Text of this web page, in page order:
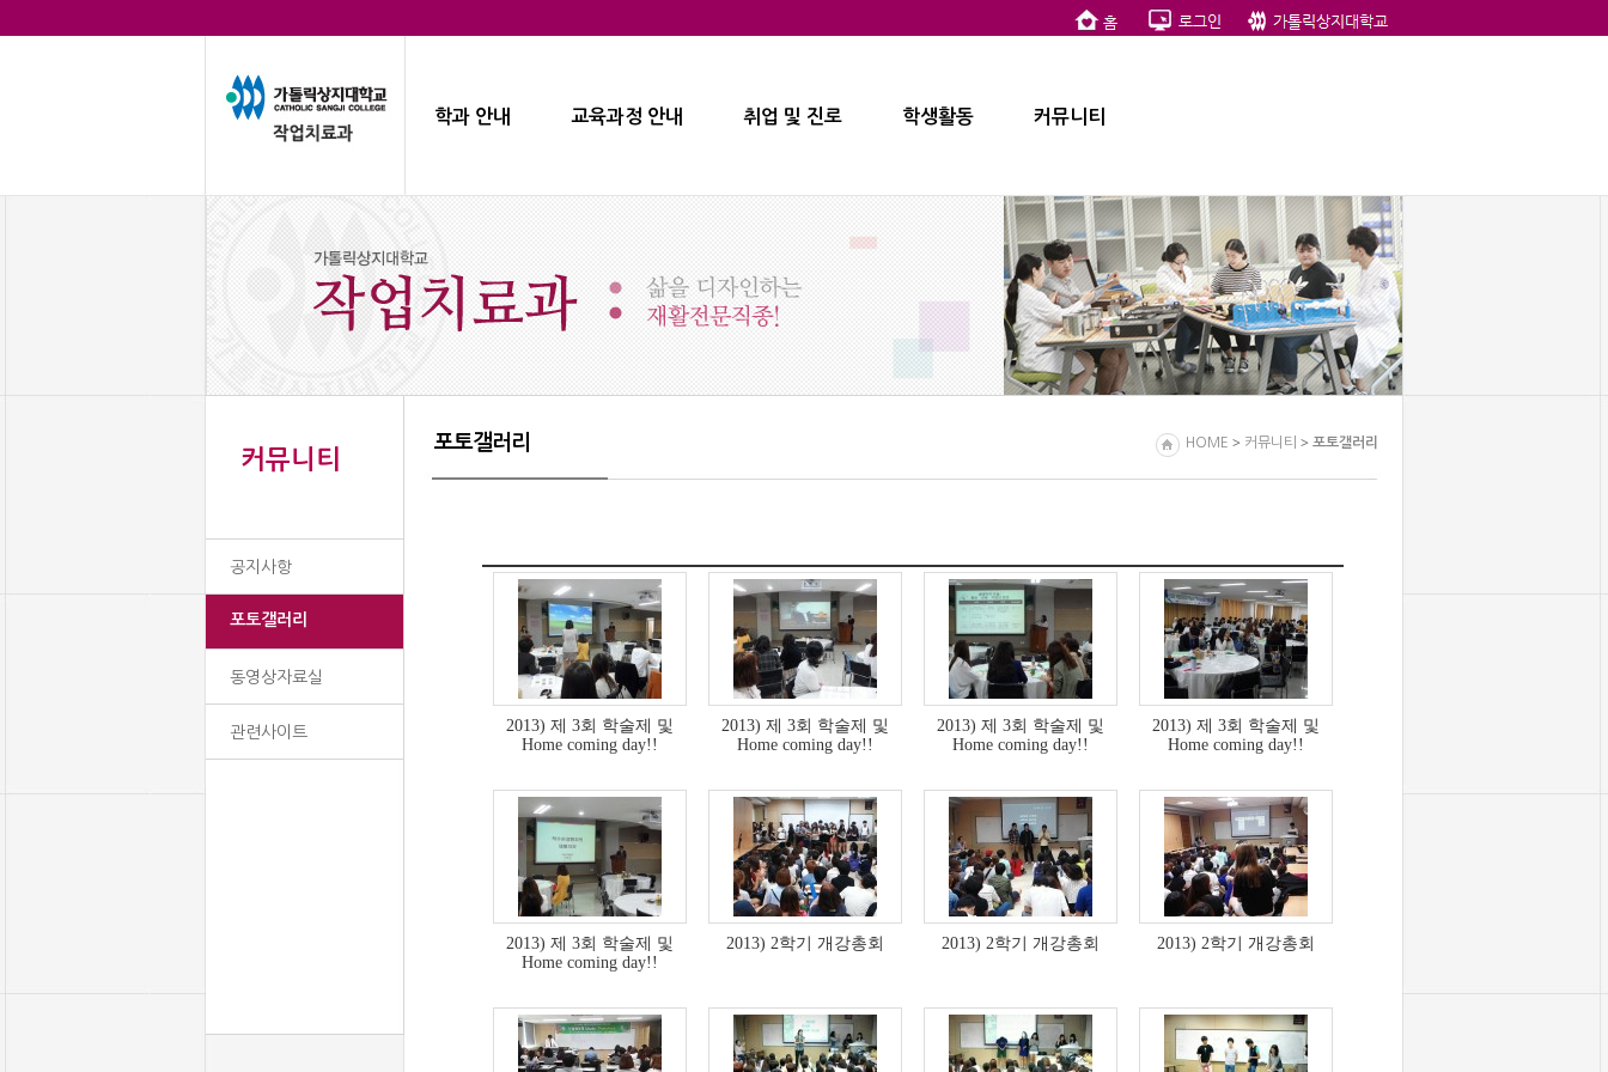
학과 안내 교육과정 안내 취업 및 진로 학생활동 커뮤니티
커뮤니티
공지사항
포토갤러리
동영상자료실
관련사이트
포토갤러리 HOME > 커뮤니티 > 포토갤러리
2013) 제 3회 학술제 및
Home coming day!!
2013) 제 3회 학술제 및
Home coming day!!
2013) 제 3회 학술제 및
Home coming day!!
2013) 제 3회 학술제 및
Home coming day!!
2013) 제 3회 학술제 및
Home coming day!!
2013) 2학기 개강총회 2013) 2학기 개강총회 2013) 2학기 개강총회